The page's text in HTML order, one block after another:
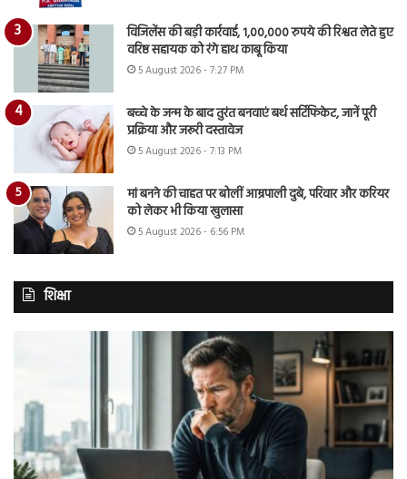
विजिलेंस की बड़ी कार्रवाई, 1,00,000 रुपये की रिश्वत लेते हुए
वरिष्ठ सहायक को रंगे हाथ काबू किया
5 August 2026 - 7:27 PM
बच्चे के जन्म के बाद तुरंत बनवाएं बर्थ सर्टिफिकेट, जानें पूरी
प्रक्रिया और जरूरी दस्तावेज
5 August 2026 - 7:13 PM
मां बनने की चाहत पर बोलीं आम्रपाली दुबे, परिवार और करियर
को लेकर भी किया खुलासा
5 August 2026 - 6:56 PM
शिक्षा